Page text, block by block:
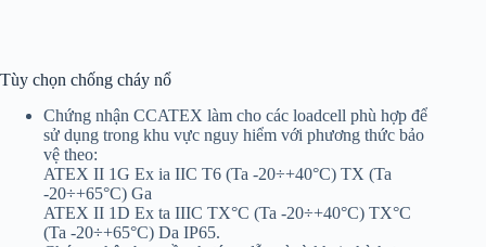
Tùy chọn chống cháy nổ
Chứng nhận CCATEX làm cho các loadcell phù hợp để
sử dụng trong khu vực nguy hiểm với phương thức bảo
vệ theo:
ATEX II 1G Ex ia IIC T6 (Ta -20÷+40°C) TX (Ta
-20÷+65°C) Ga
ATEX II 1D Ex ta IIIC TX°C (Ta -20÷+40°C) TX°C
(Ta -20÷+65°C) Da IP65.